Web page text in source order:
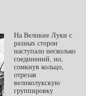
На Великие Луки с
разных сторон
наступало несколько
соединений, но,
сомкнув кольцо,
отрезав
великолукскую
группировку